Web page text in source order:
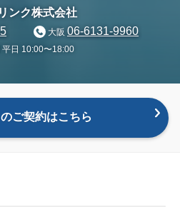
ンク株式会社
大阪 06-6131-9960
平日 10:00〜18:00
ご契約はこちら